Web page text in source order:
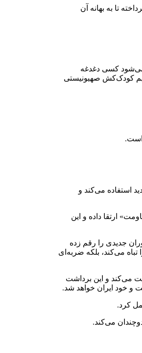
تا به بهانه آن
کسی دغدغه
کودک‌کش صهیونیستی
است.
استفاده می‌کند و
ارتقا داده و این
جدیدی را رقم زده
خود با شجاعت پاسداری نکند، نه‌تنها بزرگ‌ترین دستاورد خود طی بیش از 4دهه گذشته را تباه می‌کند، بلکه ضربه‌ای
می‌کند و این برداشت
و خود ایران خواهد شد.
کرد.
می‌کند.